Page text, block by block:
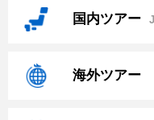
国内ツアー
海外ツアー